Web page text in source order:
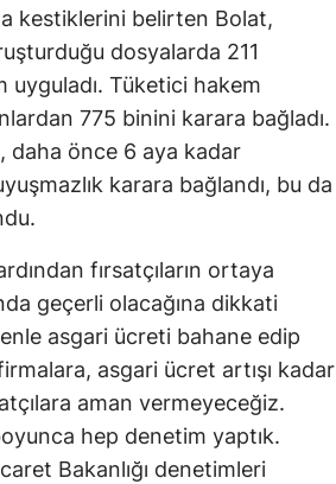
Niğde
Ordu
Rize
Sakarya
Siirt
Sinop
Sivas
Tekirdağ
Tokat
kestiklerini belirten Bolat,
dosyalarda 211
uyguladı. Tüketici hakem
775 binini karara bağladı.
daha önce 6 aya kadar
karara bağlandı, bu da
fırsatçıların ortaya
geçerli olacağına dikkati
asgari ücreti bahane edip
asgari ücret artışı kadar
aman vermeyeceğiz.
hep denetim yaptık.
Bakanlığı denetimleri